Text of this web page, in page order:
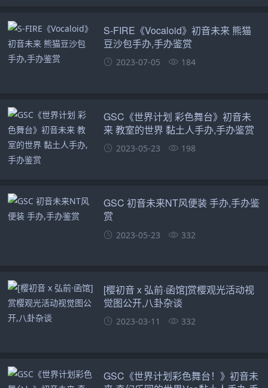
S-FIRE《Vocaloid》初音未来 熊猫
豆沙包手办,手办鉴赏
2023-07-05 184
GSC《世界计划 彩色舞台》初音未
来 教室的世界 黏土人手办,手办鉴赏
2023-05-23 198
GSC 初音未来NT风便装 手办,手办鉴
赏
2023-05-23 332
[樱初音 x 弘前·函馆]赏樱观光活动视
觉图公开,八卦杂谈
2023-03-11 332
GSC《世界计划彩色舞台！》初音未